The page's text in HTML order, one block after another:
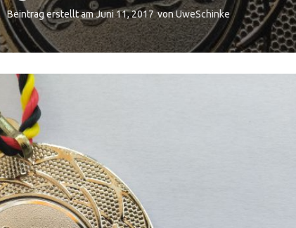
Beintrag erstellt amJuni 11, 2017vonUweSchinke